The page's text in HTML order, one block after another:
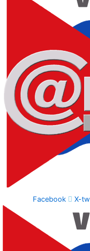
Facebook X-